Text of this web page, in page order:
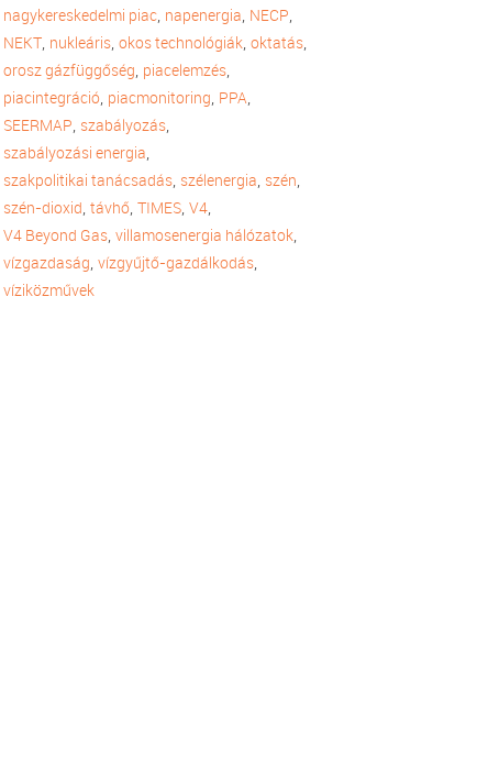
nagykereskedelmi piac, napenergia, NECP,
NEKT, nukleáris, okos technológiák, oktatás,
orosz gázfüggőség, piacelemzés,
piacintegráció, piacmonitoring, PPA,
SEERMAP, szabályozás,
szabályozási energia,
szakpolitikai tanácsadás, szélenergia, szén,
szén-dioxid, távhő, TIMES, V4,
V4 Beyond Gas, villamosenergia hálózatok,
vízgazdaság, vízgyűjtő-gazdálkodás,
víziközművek